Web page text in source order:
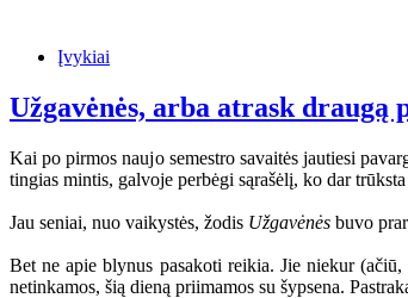
Įvykiai
Užgavėnės, arba atrask draugą
Kai po pirmos naujo semestro savaitės jautiesi
tingias mintis, galvoje perbėgi sąrašėlį, ko dar
Jau seniai, nuo vaikystės, žodis Užgavėnės buvo
Bet ne apie blynus pasakoti reikia. Jie niekur
netinkamos, šią dieną priimamos su šypsena.